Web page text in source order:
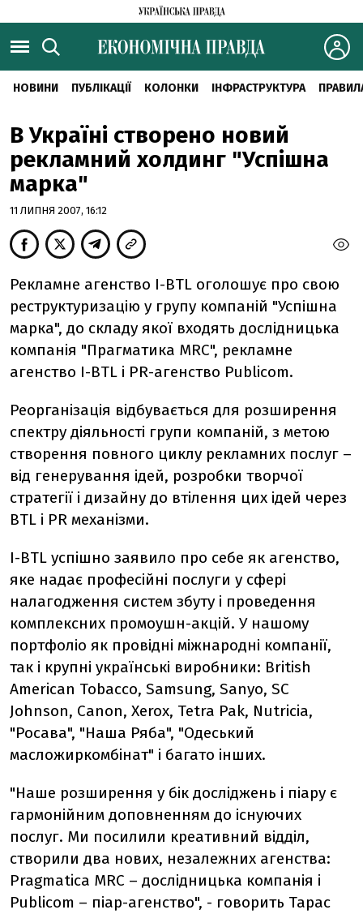
НОВИНИ ПУБЛІКАЦІЇ КОЛОНКИ ІНФРАСТРУКТУРА
В Україні створено новий
рекламний холдинг "Успішна
марка"
11 ЛИПНЯ 2007, 16:12
Рекламне агенство I-BTL оголошує про свою
реструктуризацію у групу компаній "Успішна
марка", до складу якої входять дослідницька
компанія "Прагматика MRC", рекламне
агенство I-BTL і PR-агенство Publicom.
Реорганізація відбувається для розширення
спектру діяльності групи компаній, з метою
створення повного циклу рекламних послуг –
від генерування ідей, розробки творчої
стратегії і дизайну до втілення цих ідей через
BTL і PR механізми.
I-BTL успішно заявило про себе як агенство,
яке надає професійні послуги у сфері
налагодження систем збуту і проведення
комплексних промоушн-акцій. У нашому
портфоліо як провідні міжнародні компанії,
так і крупні українські виробники: British
American Tobacco, Samsung, Sanyo, SС
Johnson, Сanon, Xerox, Tetra Pak, Nutricia,
"Росава", "Наша Ряба", "Одеський
масложиркомбінат" і багато інших.
"Наше розширення у бік досліджень і піару є
гармонійним доповненням до існуючих
послуг. Ми посилили креативний відділ,
створили два нових, незалежних агенства:
Pragmatica MRC – дослідницька компанія і
Publicom – піар-агенство", - говорить Тарас